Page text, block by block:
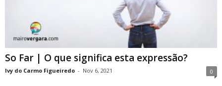
So Far | O que significa esta expressão?
Ivy do Carmo Figueiredo - Nov 6, 2021 0